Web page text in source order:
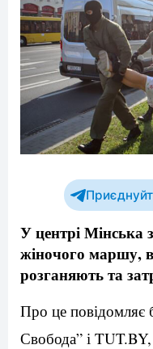
У центрі Мінська
жіночого маршу,
розганяють та
Про це повідомляє
Свобода” і